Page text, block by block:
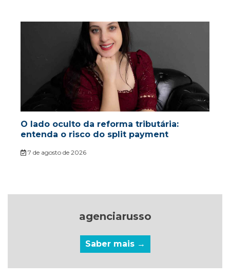
O lado oculto da reforma tributária:
entenda o risco do split payment
7 de agosto de 2026
agenciarusso
Saber mais →